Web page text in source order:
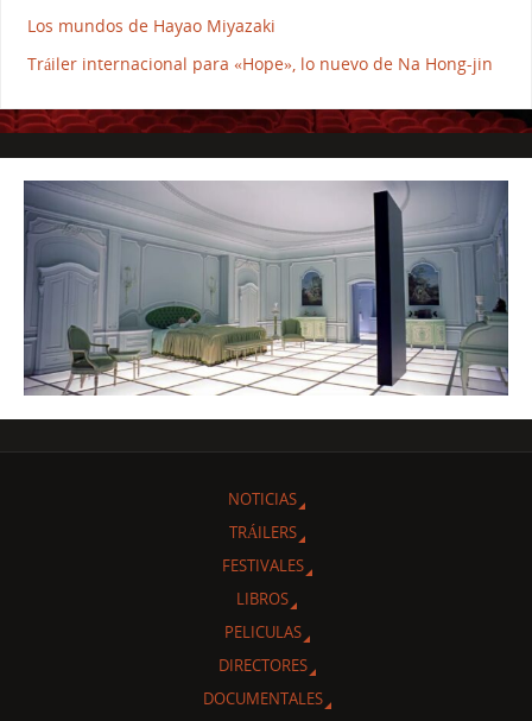
Los mundos de Hayao Miyazaki
Tráiler internacional para «Hope», lo nuevo de Na Hong-jin
NOTICIAS
TRÁILERS
FESTIVALES
LIBROS
PELICULAS
DIRECTORES
DOCUMENTALES